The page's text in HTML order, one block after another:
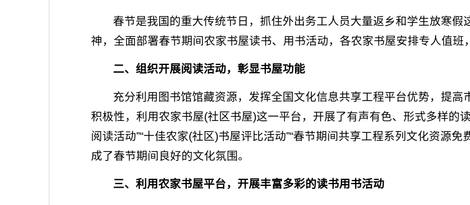
春节是我国的重大传统节日，抓住外出务工人员大量返乡和学生放寒
神，全面部署春节期间农家书屋读书、用书活动，各农家书屋安排专人值班
二、组织开展阅读活动，彰显书屋功能
充分利用图书馆馆藏资源，发挥全国文化信息共享工程平台优势，提
积极性，利用农家书屋(社区书屋)这一平台，开展了有声有色、形式多样的
阅读活动”“十佳农家(社区)书屋评比活动”“春节期间共享工程系列文化资源
成了春节期间良好的文化氛围。
三、利用农家书屋平台，开展丰富多彩的读书用书活动